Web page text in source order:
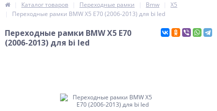
Каталог товаров Переходные рамки Bmw
X5
Переходные рамки BMW X5 E70 (2006-2013) для bi led
Переходные рамки BMW X5 E70
(2006-2013) для bi led